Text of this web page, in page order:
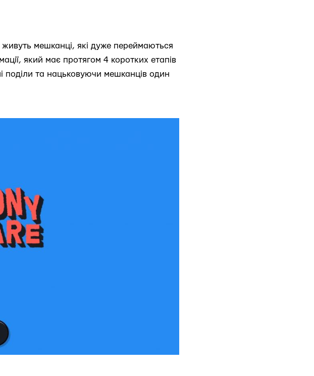
живуть мешканці, які дуже переймаються
який має протягом 4 коротких етапів
поділи та нацьковуючи мешканців один